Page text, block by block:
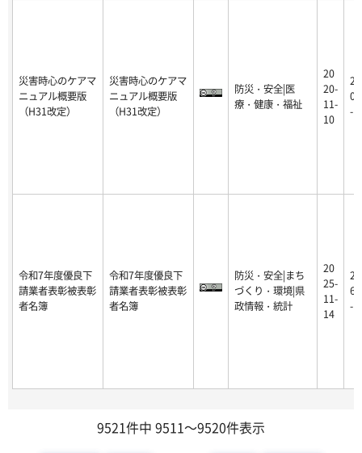
災害時心のケアマ
ニュアル概要版
（H31改定）
災害時心のケアマ
ニュアル概要版
（H31改定）
防災・安全|医
療・健康・福祉
20
20-
11-
10
0-
-
令和7年度優良下
請業者表彰被表彰
者名簿
令和7年度優良下
請業者表彰被表彰
者名簿
防災・安全|まち
づくり・環境|県
政情報・統計
20
25-
11-
14
6-
-
9521件中 9511～9520件表示